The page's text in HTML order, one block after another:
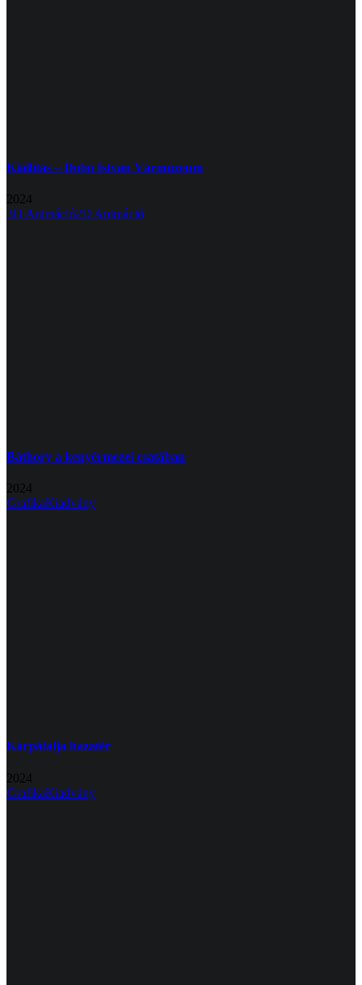
Kiállítás – Dobó István Vármúzeum
2024
3D Animáció2D Animáció
Báthory a kenyérmezei csatában
2024
GrafikaKiadvány
Kárpátalja hazatér
2024
GrafikaKiadvány